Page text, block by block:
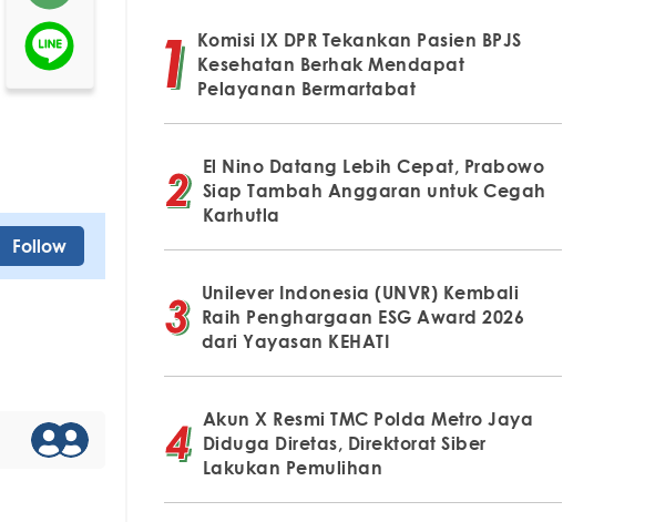
Follow
Komisi IX DPR Tekankan Pasien BPJS
Kesehatan Berhak Mendapat
Pelayanan Bermartabat
El Nino Datang Lebih Cepat, Prabowo
Siap Tambah Anggaran untuk Cegah
Karhutla
Unilever Indonesia (UNVR) Kembali
Raih Penghargaan ESG Award 2026
dari Yayasan KEHATI
Akun X Resmi TMC Polda Metro Jaya
Diduga Diretas, Direktorat Siber
Lakukan Pemulihan